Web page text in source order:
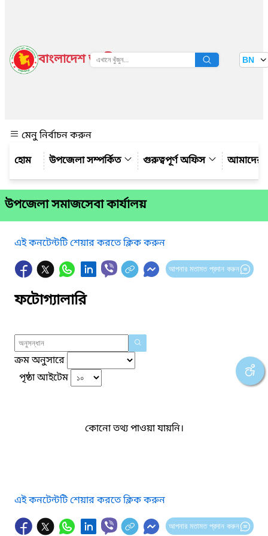
বাংলাদেশ জাতীয় তথ্য বাতায়ন BN
মেনু নির্বাচন করুন
উপজেলা সম্পর্কিত
গুরুত্বপূর্ণ অফিস আমাদের
উপজেলা সমাজসেবা কার্যালয়
এই কনটেন্টটি শেয়ার করতে ক্লিক করুন
আপনার মতামত প্রদান করুন
ফটোগ্যালারি
ক্রম অনুসারে
পৃষ্ঠা আইটেম
কোনো তথ্য পাওয়া যায়নি।
এই কনটেন্টটি শেয়ার করতে ক্লিক করুন
আপনার মতামত প্রদান করুন